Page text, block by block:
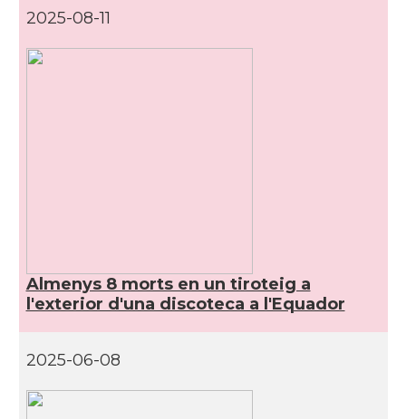
2025-08-11
Almenys 8 morts en un tiroteig a
l'exterior d'una discoteca a l'Equador
2025-06-08